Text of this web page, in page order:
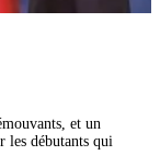
et un
débutants qui